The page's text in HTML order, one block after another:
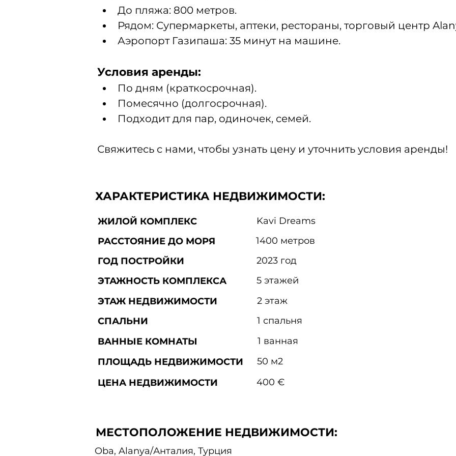
До пляжа: 800 метров.
Рядом: Супермаркеты, аптеки, рестораны, торговый центр
Аэропорт Газипаша: 35 минут на машине.
Условия аренды:
По дням (краткосрочная).
Помесячно (долгосрочная).
Подходит для пар, одиночек, семей.
Свяжитесь с нами, чтобы узнать цену и уточнить условия аренды!
ХАРАКТЕРИСТИКА НЕДВИЖИМОСТИ:
ЖИЛОЙ КОМПЛЕКС
Kavi Dreams
РАССТОЯНИЕ ДО МОРЯ
1400 метров
ГОД ПОСТРОЙКИ
2023 год
ЭТАЖНОСТЬ КОМПЛЕКСА
5 этажей
ЭТАЖ НЕДВИЖИМОСТИ
2 этаж
СПАЛЬНИ
1 спальня
ВАННЫЕ КОМНАТЫ
1 ванная
ПЛОЩАДЬ НЕДВИЖИМОСТИ
50 м2
ЦЕНА НЕДВИЖИМОСТИ
400 €
МЕСТОПОЛОЖЕНИЕ НЕДВИЖИМОСТИ:
Oba, Alanya/Анталия, Турция